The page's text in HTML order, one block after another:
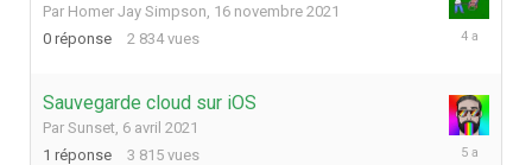
Par Homer Jay Simpson, 16 novembre 2021
0 réponse 2 834 vues
16
Sauvegarde cloud sur iOS
Par Sunset, 6 avril 2021
1 réponse 3 815 vues